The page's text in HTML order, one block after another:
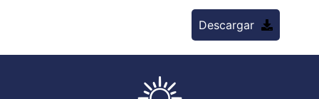
Descargar